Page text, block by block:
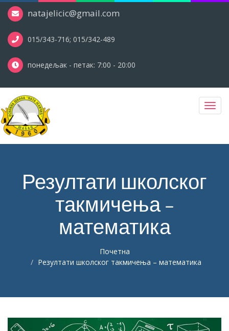
natajelicic@gmail.com
015/343-716; 015/342-489
понедељак - петак: 7:00 - 20:00
Резултати школског
такмичења –
математика
Почетна
Резултати школског такмичења – математика